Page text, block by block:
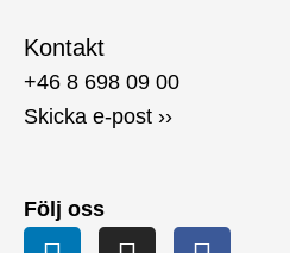
Kontakt
+46 8 698 09 00
Skicka e-post ››
Följ oss